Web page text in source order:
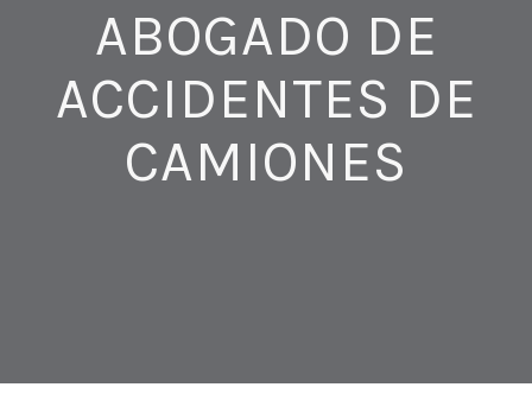
ABOGADO DE
ACCIDENTES DE
CAMIONES